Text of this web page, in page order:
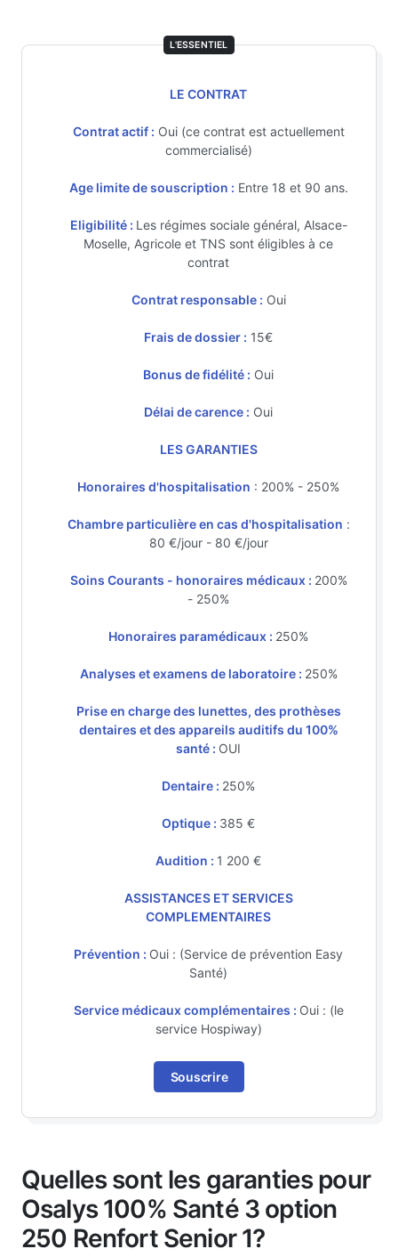
L'ESSENTIEL
LE CONTRAT
Contrat actif : Oui (ce contrat est actuellement
commercialisé)
Age limite de souscription : Entre 18 et 90 ans.
Eligibilité : Les régimes sociale général, Alsace-
Moselle, Agricole et TNS sont éligibles à ce
contrat
Contrat responsable : Oui
Frais de dossier : 15€
Bonus de fidélité : Oui
Délai de carence : Oui
LES GARANTIES
Honoraires d'hospitalisation : 200% - 250%
Chambre particulière en cas d'hospitalisation :
80 €/jour - 80 €/jour
Soins Courants - honoraires médicaux : 200%
- 250%
Honoraires paramédicaux : 250%
Analyses et examens de laboratoire : 250%
Prise en charge des lunettes, des prothèses
dentaires et des appareils auditifs du 100%
santé : OUI
Dentaire : 250%
Optique : 385 €
Audition : 1 200 €
ASSISTANCES ET SERVICES
COMPLEMENTAIRES
Prévention : Oui : (Service de prévention Easy
Santé)
Service médicaux complémentaires : Oui : (le
service Hospiway)
Souscrire
Quelles sont les garanties pour
Osalys 100% Santé 3 option
250 Renfort Senior 1?